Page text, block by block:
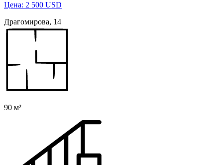
Цена: 2 500 USD
Драгомирова, 14
90 м²